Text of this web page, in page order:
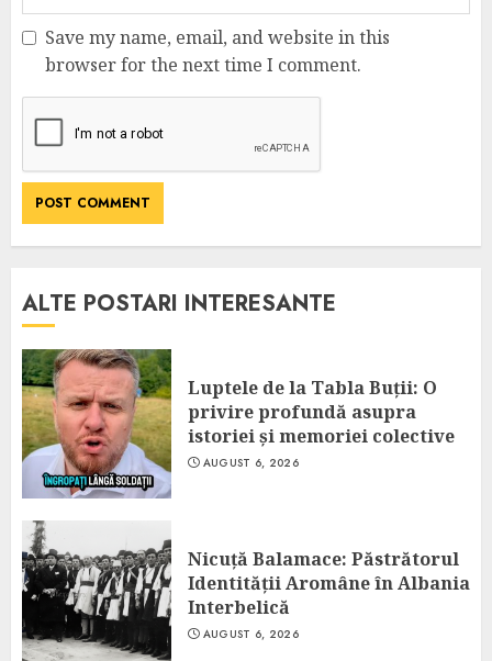
Save my name, email, and website in this
browser for the next time I comment.
ALTE POSTARI INTERESANTE
Luptele de la Tabla Buții: O
privire profundă asupra
istoriei și memoriei colective
AUGUST 6, 2026
Nicuță Balamace: Păstrătorul
Identității Aromâne în Albania
Interbelică
AUGUST 6, 2026